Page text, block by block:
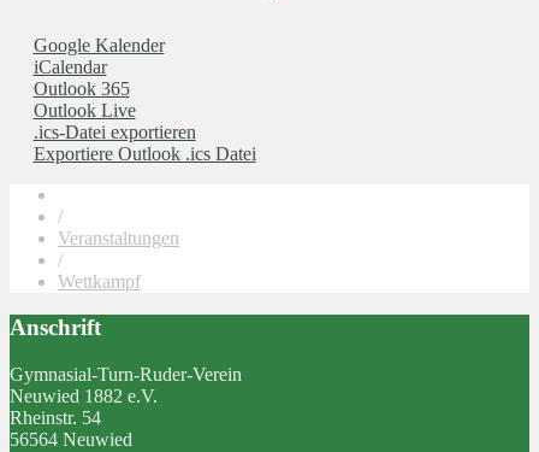
Google Kalender
iCalendar
Outlook 365
Outlook Live
.ics-Datei exportieren
Exportiere Outlook .ics Datei
/
Veranstaltungen
/
Wettkampf
Anschrift
Gymnasial-Turn-Ruder-Verein
Neuwied 1882 e.V.
Rheinstr. 54
56564 Neuwied